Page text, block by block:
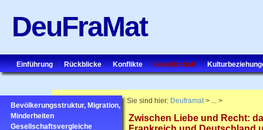
DeuFraMat
Einführung Rückblicke Konflikte Gesellschaft
Bevölkerungsstruktur, Migration,
Minderheiten
Gesellschaftsvergleiche
Sie sind hier: Deuframat> ... >
Zwischen Liebe und Recht: